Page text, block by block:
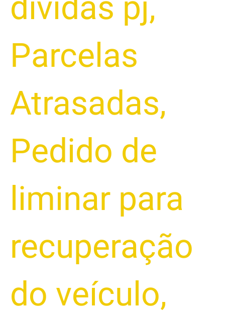
Parcelas
Atrasadas,
Pedido de
liminar para
recuperação
do veículo,